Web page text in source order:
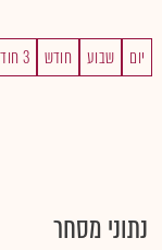
יום שבוע חודש 3 חוד'
נתוני מסחר